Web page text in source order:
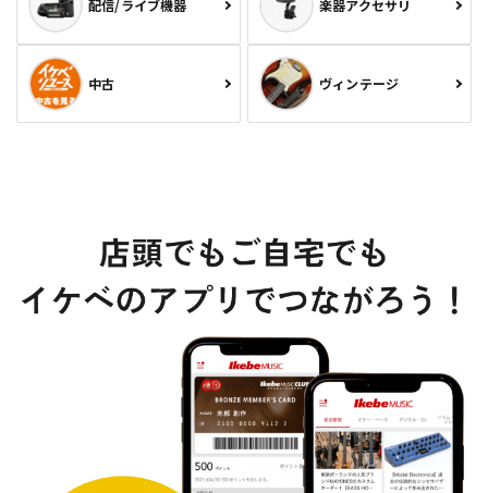
配信/ライブ機器 楽器アクセサリ
中古 ヴィンテージ